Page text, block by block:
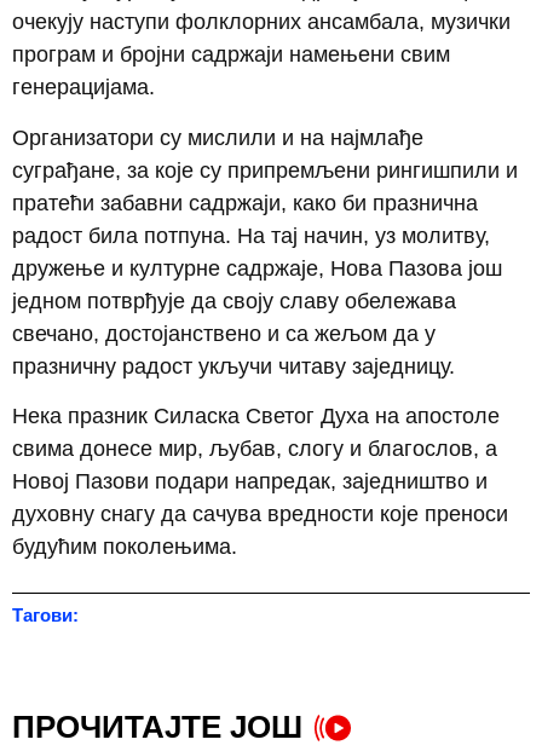
очекују наступи фолклорних ансамбала, музички
програм и бројни садржаји намењени свим
генерацијама.
Организатори су мислили и на најмлађе
суграђане, за које су припремљени рингишпили и
пратећи забавни садржаји, како би празнична
радост била потпуна. На тај начин, уз молитву,
дружење и културне садржаје, Нова Пазова још
једном потврђује да своју славу обележава
свечано, достојанствено и са жељом да у
празничну радост укључи читаву заједницу.
Нека празник Силаска Светог Духа на апостоле
свима донесе мир, љубав, слогу и благослов, а
Новој Пазови подари напредак, заједништво и
духовну снагу да сачува вредности које преноси
будућим поколењима.
Тагови:
ПРОЧИТАЈТЕ ЈОШ